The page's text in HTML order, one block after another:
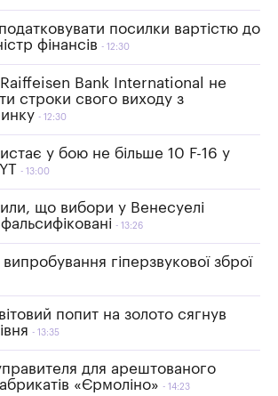
посилки вартістю до
фінансів
12:30
Raiffeisen Bank International не
строки свого виходу з
12:30
у бою не більше 10 F-16 у
13:00
що вибори у Венесуелі
13:26
гіперзвукової зброї
попит на золото сягнув
13:35
для арештованого
«Єрмоліно»
14:23